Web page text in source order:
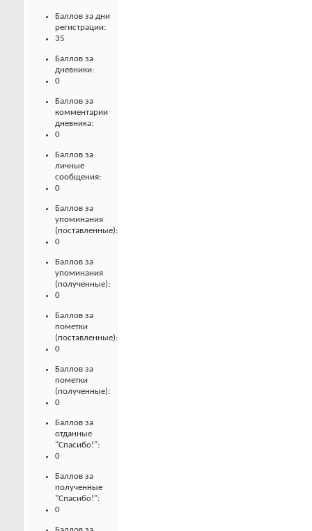
Баллов за дни
регистрации:
35
Баллов за
дневники:
0
Баллов за
комментарии
дневника:
0
Баллов за
личные
сообщения:
0
Баллов за
упоминания
(поставленные):
0
Баллов за
упоминания
(полученные):
0
Баллов за
пометки
(поставленные):
0
Баллов за
пометки
(полученные):
0
Баллов за
отданные
"Спасибо!":
0
Баллов за
полученные
"Спасибо!":
0